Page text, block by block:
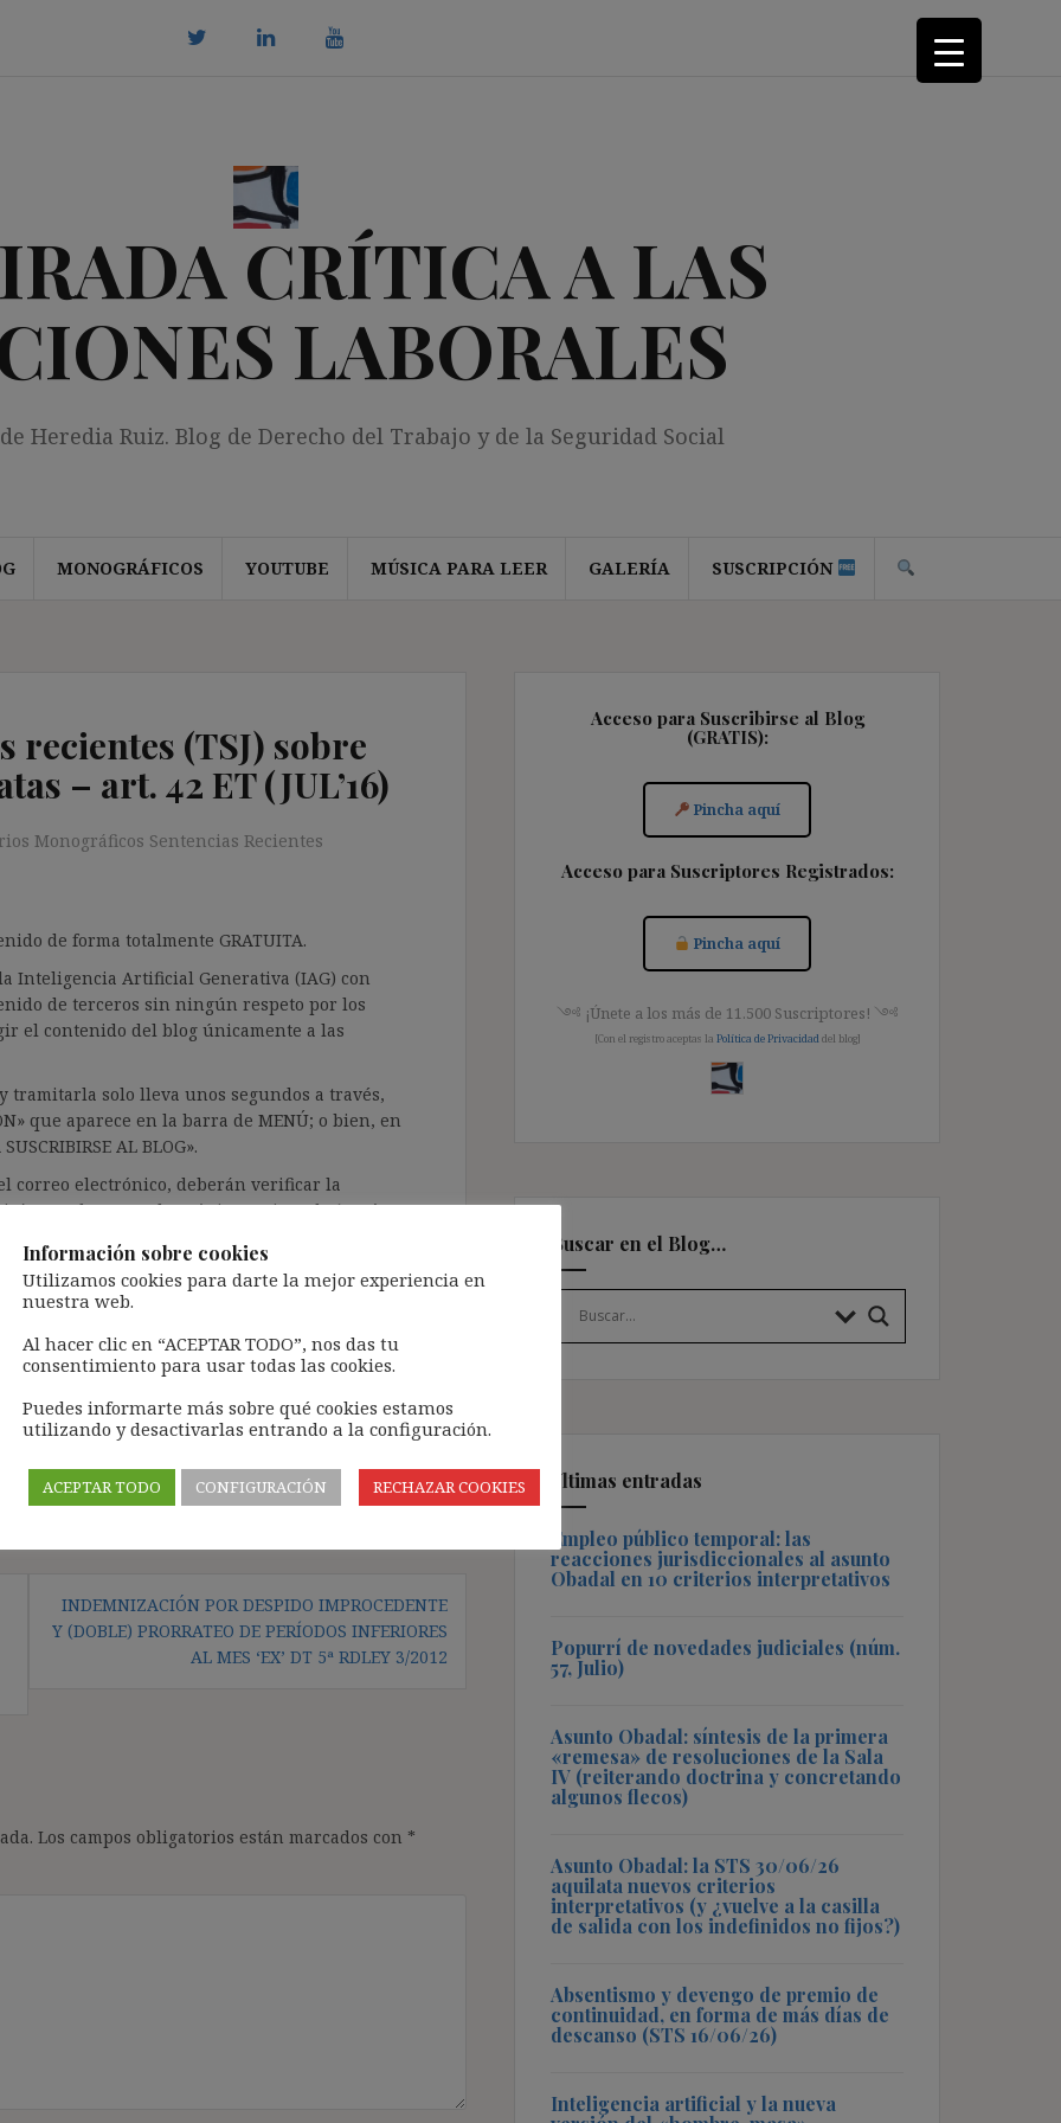
CRÍTICA A LAS
LABORALES
Heredia Ruiz. Blog de Derecho del Trabajo y de la Seguridad Social
MONOGRÁFICOS YOUTUBE MÚSICA PARA LEER GALERÍA SUSCRIPCIÓN
recientes (TSJ) sobre
– art. 42 ET (JUL’16)
Monográficos Sentencias Recientes
de forma totalmente GRATUITA.
Inteligencia Artificial Generativa (IAG) con
de terceros sin ningún respeto por los
el contenido del blog únicamente a las
tramitarla solo lleva unos segundos a través,
que aparece en la barra de MENÚ; o bien, en
AL BLOG».
correo electrónico, deberán verificar la
en el correo electrónico registrado (según
bandeja de «Spam»).
pueda causar.
del blog: https://ignasibeltran.com/politica-
,propia actividad,responsabilidad
INDEMNIZACIÓN POR DESPIDO IMPROCEDENTE
Y (DOBLE) PRORRATEO DE PERÍODOS INFERIORES
AL MES ‘EX’ DT 5ª RDLEY 3/2012
Los campos obligatorios están marcados con *
Acceso para Suscribirse al Blog
(GRATIS):
Pincha aquí
Acceso para Suscriptores Registrados:
Pincha aquí
༺ ¡Únete a los más de 11.500 Suscriptores! ༺
[Con el registro aceptas la Política de Privacidad del blog]
Buscar en el Blog…
Últimas entradas
Empleo público temporal: las
reacciones jurisdiccionales al asunto
Obadal en 10 criterios interpretativos
Popurrí de novedades judiciales (núm.
57, Julio)
Asunto Obadal: síntesis de la primera
«remesa» de resoluciones de la Sala
IV (reiterando doctrina y concretando
algunos flecos)
Asunto Obadal: la STS 30/06/26
aquilata nuevos criterios
interpretativos (y ¿vuelve a la casilla
de salida con los indefinidos no fijos?)
Absentismo y devengo de premio de
continuidad, en forma de más días de
descanso (STS 16/06/26)
Inteligencia artificial y la nueva
Información sobre cookies
Utilizamos cookies para darte la mejor experiencia en
nuestra web.
Al hacer clic en “ACEPTAR TODO”, nos das tu
consentimiento para usar todas las cookies.
Puedes informarte más sobre qué cookies estamos
utilizando y desactivarlas entrando a la configuración.
ACEPTAR TODO CONFIGURACIÓN RECHAZAR COOKIES